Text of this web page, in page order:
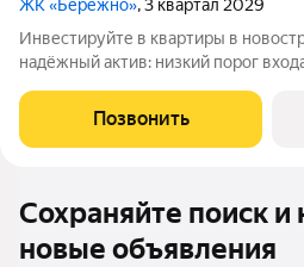
ЖК «Бережно», 3 квартал 2029
Инвестируйте в квартиры в
надёжный актив: низкий порог
Жилой квартал «Бережно» это проект класса Бизнес,
созданный с уважением к городу и
Позвонить
Сохраняйте поиск и
новые объявления